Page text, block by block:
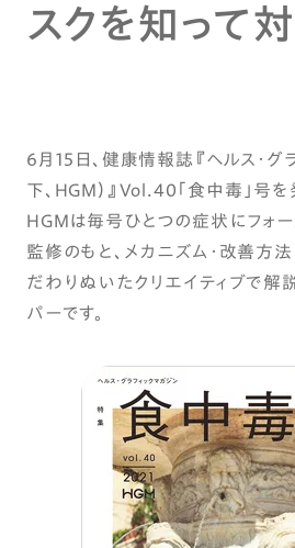
スクを知って
6月15日、健康情報誌『ヘルス・グ
下、HGM）』Vol.40「食中毒」号を
HGMは毎号ひとつの症状にフォ
監修のもと、メカニズム・改善方法
だわりぬいたクリエイティブで解
パーです。